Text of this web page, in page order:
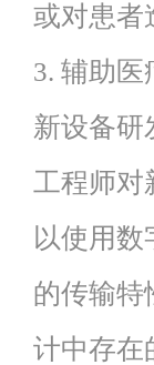
或对患者
3. 辅助
新设备研
工程师对
以使用
的传输特
计中存在